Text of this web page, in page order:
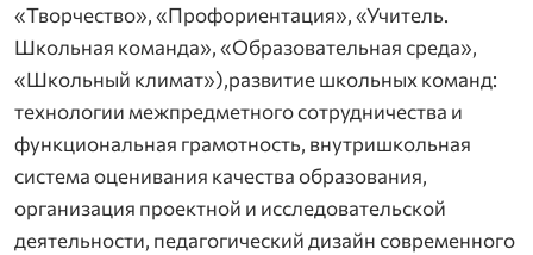
«Творчество», «Профориентация», «Учитель.
Школьная команда», «Образовательная среда»,
«Школьный климат»),развитие школьных команд:
технологии межпредметного сотрудничества и
функциональная грамотность, внутришкольная
система оценивания качества образования,
организация проектной и исследовательской
деятельности, педагогический дизайн современного